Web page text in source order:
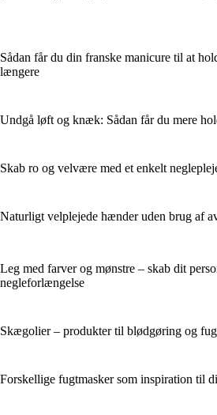
Sådan får du din franske manicure til at
længere
Undgå løft og knæk: Sådan får du mere
Skab ro og velvære med et enkelt
Naturligt velplejede hænder uden brug af
Leg med farver og mønstre – skab dit
negleforlængelse
Skægolier – produkter til blødgøring og
Forskellige fugtmasker som inspiration til